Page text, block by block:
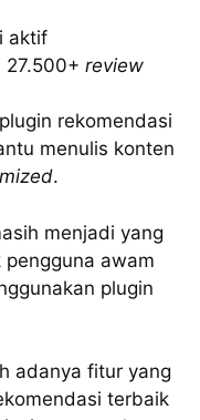
aktif
27.500+ review
rekomendasi
menulis konten
.
menjadi yang
awam
plugin
adanya fitur yang
terbaik